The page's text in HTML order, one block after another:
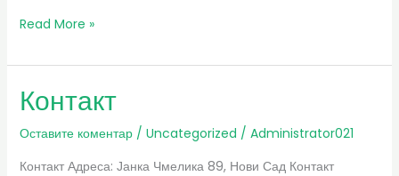
Read More »
Контакт
Оставите коментар / Uncategorized / Administrator021
Контакт Адреса: Јанка Чмелика 89, Нови Сад Контакт
Контакт